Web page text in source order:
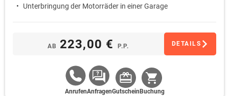
Unterbringung der Motorräder in einer Garage
AB 223,00 € P.P. DETAILS
AnrufenAnfragenGutschein Buchung